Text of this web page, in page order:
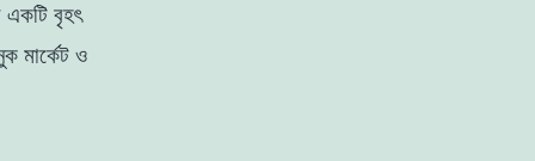
একটি বৃহৎ
মার্কেট ও